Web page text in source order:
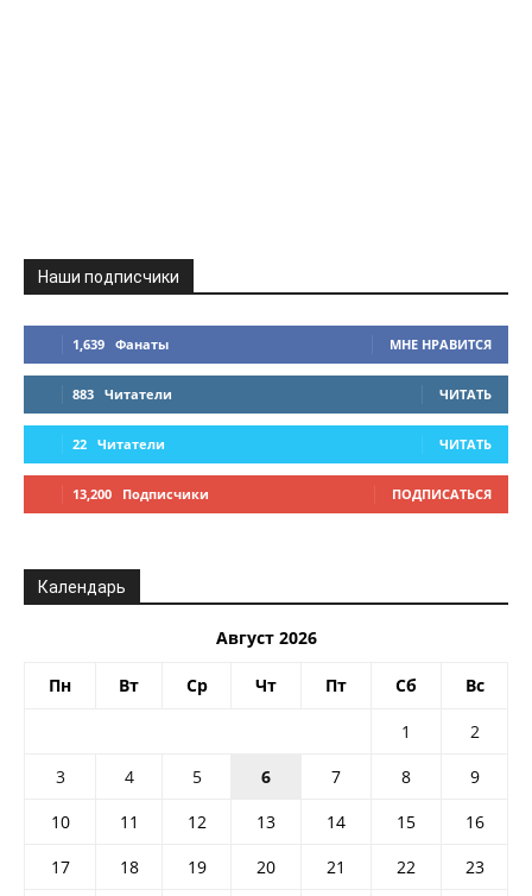
Наши подписчики
1,639 Фанаты МНЕ НРАВИТСЯ
883 Читатели ЧИТАТЬ
22 Читатели ЧИТАТЬ
13,200 Подписчики ПОДПИСАТЬСЯ
Календарь
Август 2026
Пн Вт Ср Чт Пт Сб Вс
1
2
3
4 5 6 7 8
9
10
11 12 13 14 15
16
17
18 19 20 21 22
23